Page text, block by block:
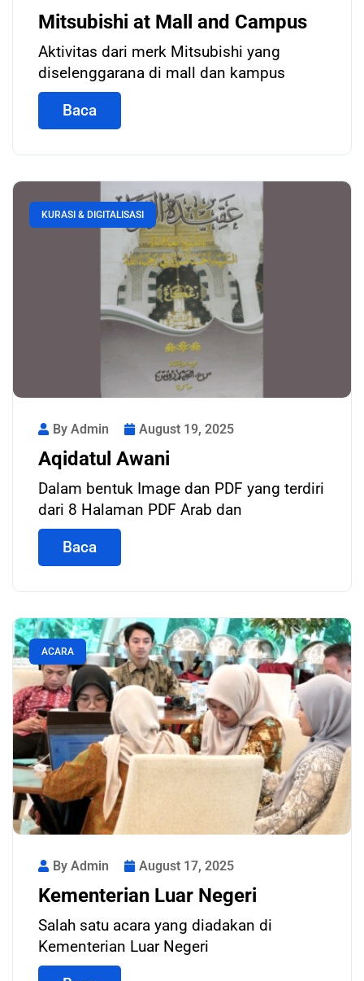
Mitsubishi at Mall and Campus
Aktivitas dari merk Mitsubishi yang
diselenggarana di mall dan kampus
Baca
KURASI & DIGITALISASI
By Admin August 19, 2025
Aqidatul Awani
Dalam bentuk Image dan PDF yang terdiri
dari 8 Halaman PDF Arab dan
Baca
ACARA
By Admin August 17, 2025
Kementerian Luar Negeri
Salah satu acara yang diadakan di
Kementerian Luar Negeri